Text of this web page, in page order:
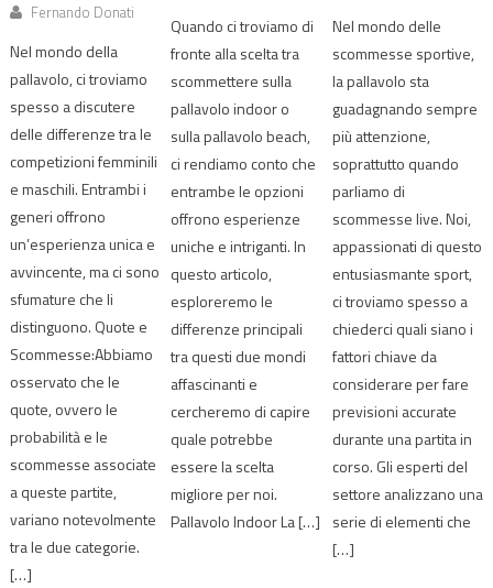
Fernando Donati
Nel mondo della
pallavolo, ci troviamo
spesso a discutere
delle differenze tra le
competizioni femminili
e maschili. Entrambi i
generi offrono
un’esperienza unica e
avvincente, ma ci sono
sfumature che li
distinguono. Quote e
Scommesse:Abbiamo
osservato che le
quote, ovvero le
probabilità e le
scommesse associate
a queste partite,
variano notevolmente
tra le due categorie.
[…]
Quando ci troviamo di
fronte alla scelta tra
scommettere sulla
pallavolo indoor o
sulla pallavolo beach,
ci rendiamo conto che
entrambe le opzioni
offrono esperienze
uniche e intriganti. In
questo articolo,
esploreremo le
differenze principali
tra questi due mondi
affascinanti e
cercheremo di capire
quale potrebbe
essere la scelta
migliore per noi.
Pallavolo Indoor La […]
Nel mondo delle
scommesse sportive,
la pallavolo sta
guadagnando sempre
più attenzione,
soprattutto quando
parliamo di
scommesse live. Noi,
appassionati di questo
entusiasmante sport,
ci troviamo spesso a
chiederci quali siano i
fattori chiave da
considerare per fare
previsioni accurate
durante una partita in
corso. Gli esperti del
settore analizzano una
serie di elementi che
[…]